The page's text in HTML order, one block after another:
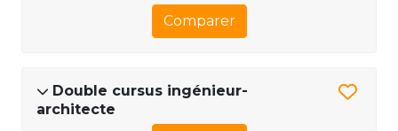
Comparer
Double cursus ingénieur-
architecte